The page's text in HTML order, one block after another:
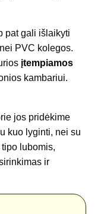
pat gali išlaikyti
PVC kolegos.
įtempiamos
kambariui.
jos pridėkime
kuo lyginti, nei su
lubomis,
ir